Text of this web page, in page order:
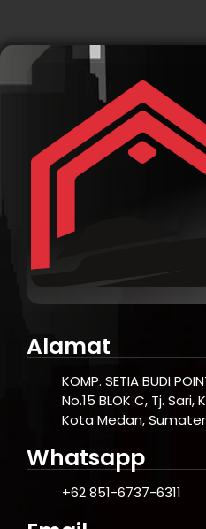
Alamat
KOMP. SETIA BUDI
No.15 BLOK C, Tj.
Kota Medan,
Whatsapp
+62 851-6737-6311